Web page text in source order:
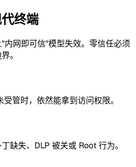
终端
内网即可信"模型失效。零信任必须
。
管时，依然能拿到访问权限。
缺失、DLP 被关或 Root 行为。